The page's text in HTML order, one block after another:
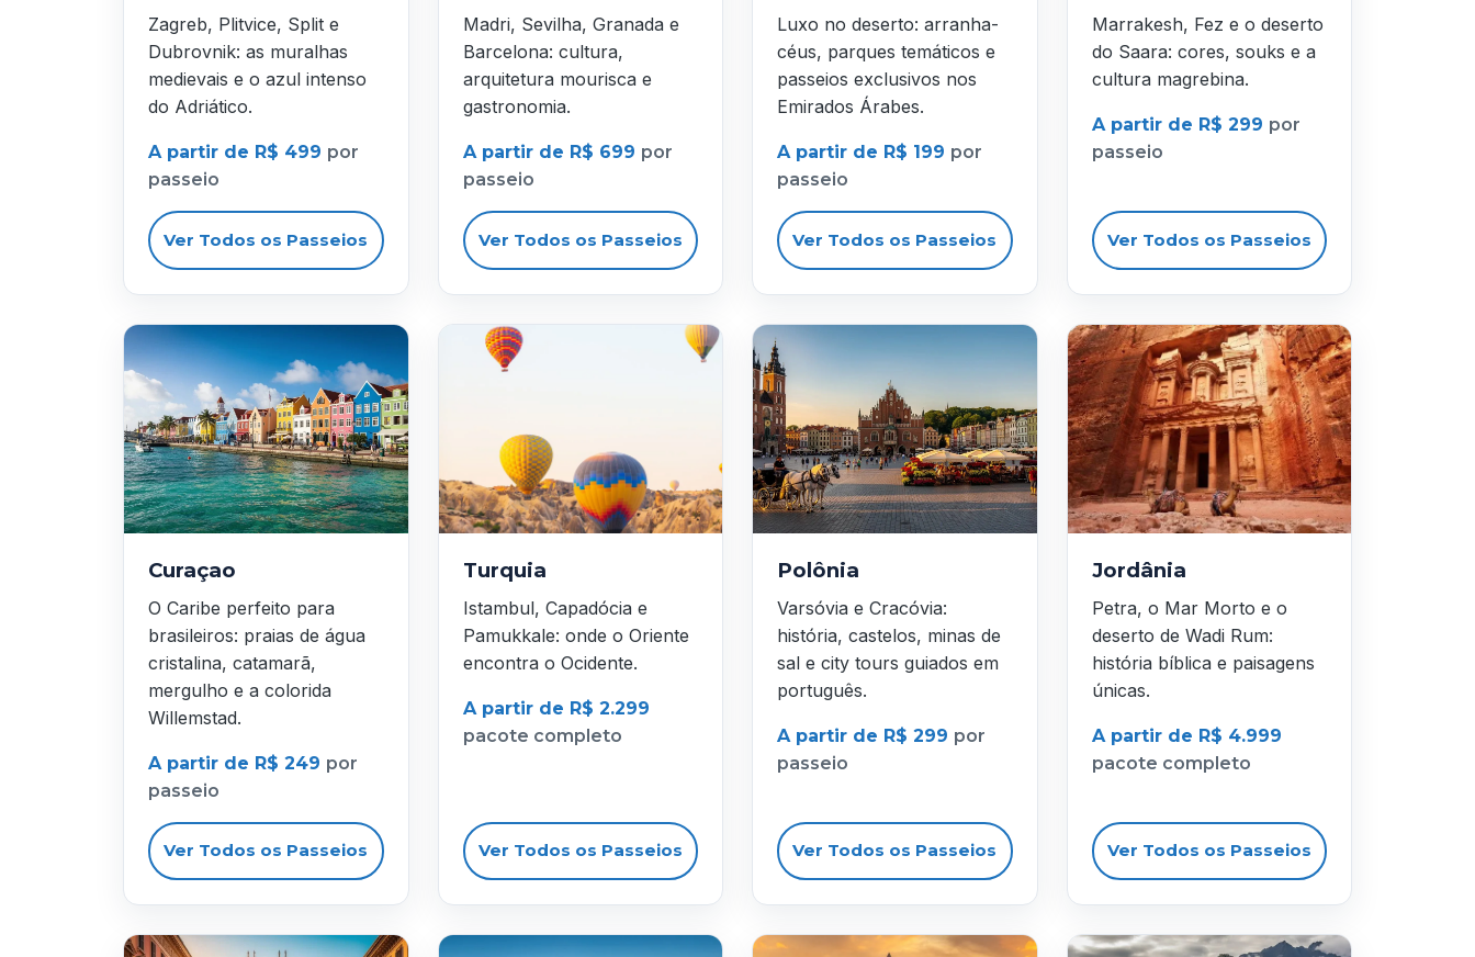
Zagreb, Plitvice, Split e
Dubrovnik: as muralhas
medievais e o azul intenso
do Adriático.
A partir de R$ 499 por
passeio
Ver Todos os Passeios
Madri, Sevilha, Granada e
Barcelona: cultura,
arquitetura mourisca e
gastronomia.
A partir de R$ 699 por
passeio
Ver Todos os Passeios
Luxo no deserto: arranha-
céus, parques temáticos e
passeios exclusivos nos
Emirados Árabes.
A partir de R$ 199 por
passeio
Ver Todos os Passeios
Marrakesh, Fez e o deserto
do Saara: cores, souks e a
cultura magrebina.
A partir de R$ 299 por
passeio
Ver Todos os Passeios
Curaçao
O Caribe perfeito para
brasileiros: praias de água
cristalina, catamarã,
mergulho e a colorida
Willemstad.
A partir de R$ 249 por
passeio
Ver Todos os Passeios
Turquia
Istambul, Capadócia e
Pamukkale: onde o Oriente
encontra o Ocidente.
A partir de R$ 2.299
pacote completo
Ver Todos os Passeios
Polônia
Varsóvia e Cracóvia:
história, castelos, minas de
sal e city tours guiados em
português.
A partir de R$ 299 por
passeio
Ver Todos os Passeios
Jordânia
Petra, o Mar Morto e o
deserto de Wadi Rum:
história bíblica e paisagens
únicas.
A partir de R$ 4.999
pacote completo
Ver Todos os Passeios